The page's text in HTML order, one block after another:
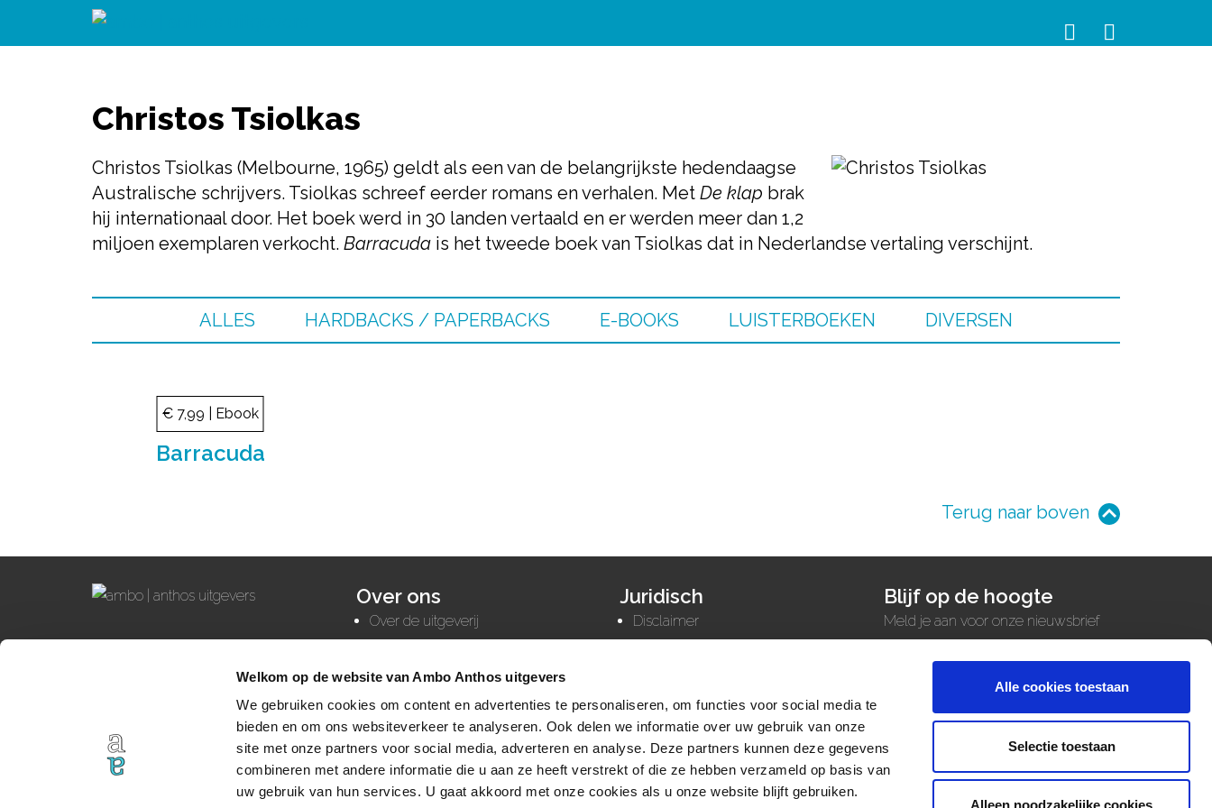
Welkom op de website van Ambo Anthos uitgevers
We gebruiken cookies om content en advertenties te personaliseren, om functies voor social media te
bieden en om ons websiteverkeer te analyseren. Ook delen we informatie over uw gebruik van onze
site met onze partners voor social media, adverteren en analyse. Deze partners kunnen deze gegevens
combineren met andere informatie die u aan ze heeft verstrekt of die ze hebben verzameld op basis van
uw gebruik van hun services. U gaat akkoord met onze cookies als u onze website blijft gebruiken.
Alle cookies toestaan
Selectie toestaan
Alleen noodzakelijke cookies
Christos Tsiolkas
Christos Tsiolkas (Melbourne, 1965) geldt als een van de belangrijkste hedendaagse
Australische schrijvers. Tsiolkas schreef eerder romans en verhalen. Met De klap brak
hij internationaal door. Het boek werd in 30 landen vertaald en er werden meer dan 1,2
miljoen exemplaren verkocht. Barracuda is het tweede boek van Tsiolkas dat in Nederlandse vertaling verschijnt.
ALLES HARDBACKS / PAPERBACKS E-BOOKS LUISTERBOEKEN DIVERSEN
€ 7,99 | Ebook
Barracuda
Terug naar boven
info@amboanthos.nl
Over ons
Over de uitgeverij
Foreign rights
Juridisch
Disclaimer
Cookie instellingen
Blijf op de hoogte
Meld je aan voor onze nieuwsbrief
Ik meld me aan!